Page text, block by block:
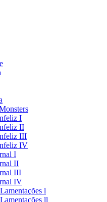
I
II
III
IV
I
II
III
IV
l
ll